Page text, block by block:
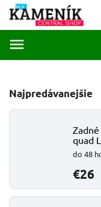
Najpredávanejšie
quad
do 48
€26